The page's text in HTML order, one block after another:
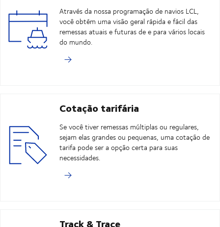
Através da nossa programação de navios LCL,
você obtém uma visão geral rápida e fácil das
remessas atuais e futuras de e para vários locais
do mundo.
Cotação tarifária
Se você tiver remessas múltiplas ou regulares,
sejam elas grandes ou pequenas, uma cotação de
tarifa pode ser a opção certa para suas
necessidades.
Track & Trace